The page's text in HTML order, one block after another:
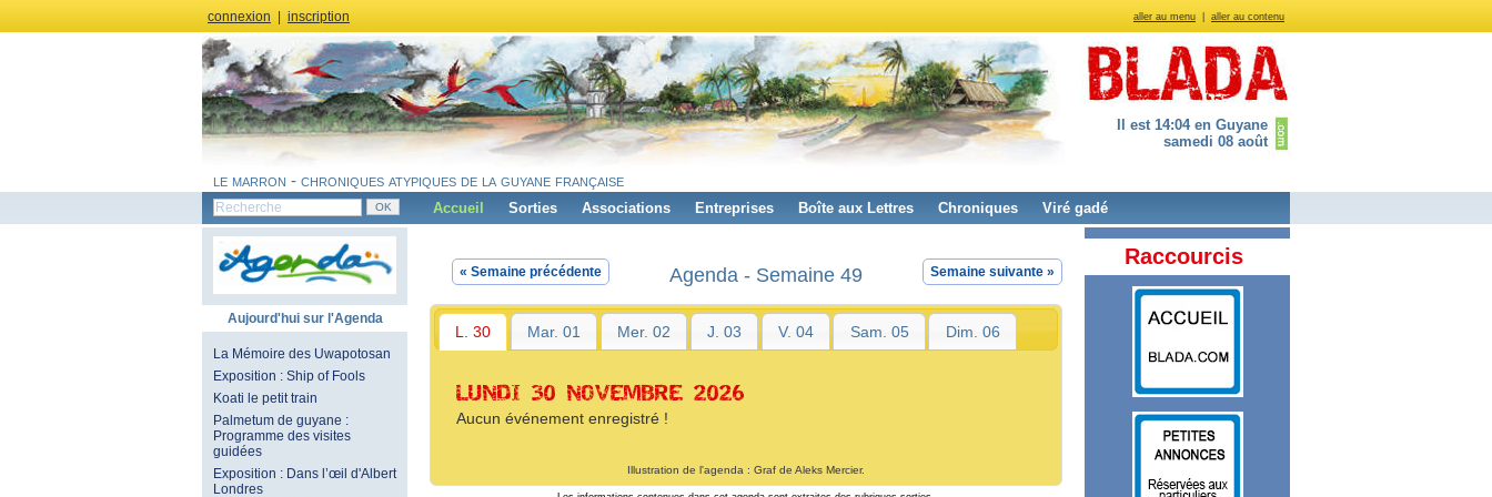
aller au menu aller au contenu
connexion inscription
Il est 14:04 en Guyane
samedi 08 août
le marron - chroniques atypiques de la guyane française
Accueil Sorties Associations Entreprises Boîte aux Lettres Chroniques Viré gadé
Aujourd'hui sur l'Agenda
La Mémoire des Uwapotosan
Exposition : Ship of Fools
Koati le petit train
Palmetum de guyane :
Programme des visites
guidées
Exposition : Dans l’œil d'Albert
Londres
« Semaine précédente Semaine suivante »
Agenda - Semaine 49
L. 30 Mar. 01 Mer. 02 J. 03 V. 04 Sam. 05 Dim. 06
LUNDI 30 NOVEMBRE 2026
Aucun événement enregistré !
Illustration de l'agenda : Graf de Aleks Mercier.
Raccourcis